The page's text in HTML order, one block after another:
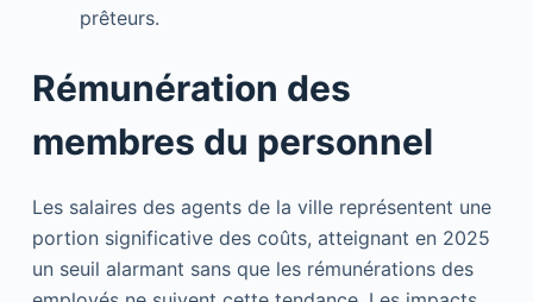
prêteurs.
Rémunération des
membres du personnel
Les salaires des agents de la ville représentent une
portion significative des coûts, atteignant en 2025
un seuil alarmant sans que les rémunérations des